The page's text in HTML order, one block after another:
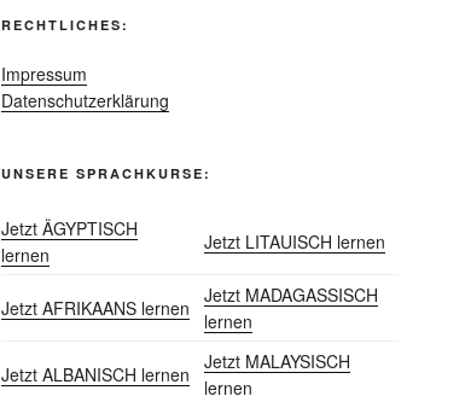
RECHTLICHES:
Impressum
Datenschutzerklärung
UNSERE SPRACHKURSE:
Jetzt ÄGYPTISCH
lernen
Jetzt LITAUISCH lernen
Jetzt AFRIKAANS lernen
Jetzt MADAGASSISCH
lernen
Jetzt ALBANISCH lernen
Jetzt MALAYSISCH
lernen